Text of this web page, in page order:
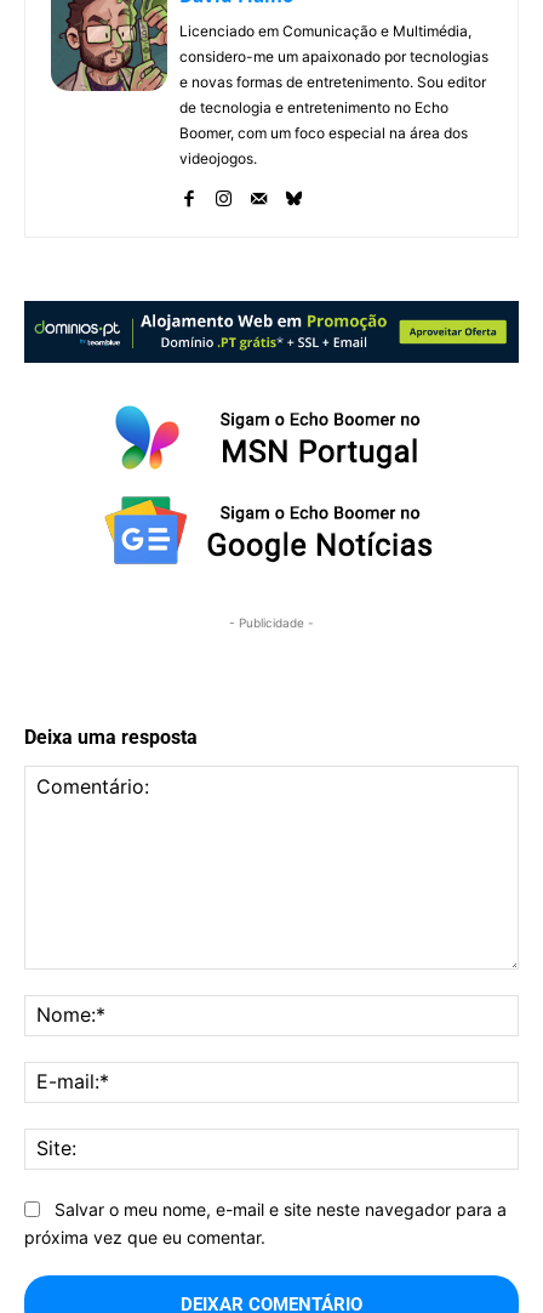
Licenciado em Comunicação e Multimédia,
considero-me um apaixonado por tecnologias
e novas formas de entretenimento. Sou editor
de tecnologia e entretenimento no Echo
Boomer, com um foco especial na área dos
videojogos.
- Publicidade -
Deixa uma resposta
Salvar o meu nome, e-mail e site neste navegador para a
próxima vez que eu comentar.